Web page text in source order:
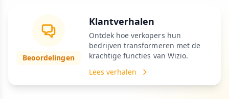
Beoordelingen
Klantverhalen
Ontdek hoe verkopers hun
bedrijven transformeren met de
krachtige functies van Wizio.
Lees verhalen